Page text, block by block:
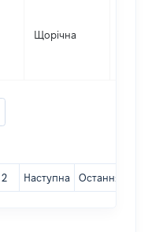
Щорічна
2 Наступна Остання